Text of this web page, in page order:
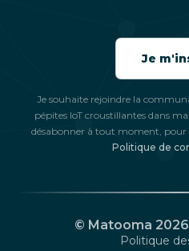
Salut c'est nous...
les Cookies !
ce site vous intéresse avant de vous
Je souhaite rejoindre la
pépites IoT croustillantes dans
désabonner à tout moment, pour
Politique de
© Matooma 2026
Politique